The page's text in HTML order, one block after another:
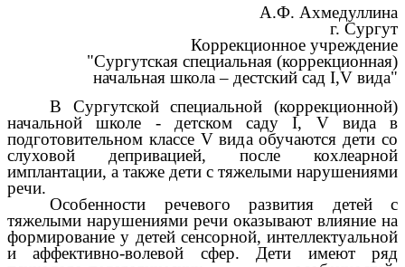
А.Ф. Ахмедуллина
г. Сургут
Коррекционное учреждение
"Сургутская специальная (коррекционная)
начальная школа – дестский сад I,V вида"
В Сургутской специальной (коррекционной)
начальной школе - детском саду I, V вида в
подготовительном классе V вида обучаются дети со
слуховой депривацией, после кохлеарной
имплантации, а также дети с тяжелыми нарушениями
речи.
Особенности речевого развития детей с
тяжелыми нарушениями речи оказывают влияние на
формирование у детей сенсорной, интеллектуальной
и аффективно-волевой сфер. Дети имеют ряд